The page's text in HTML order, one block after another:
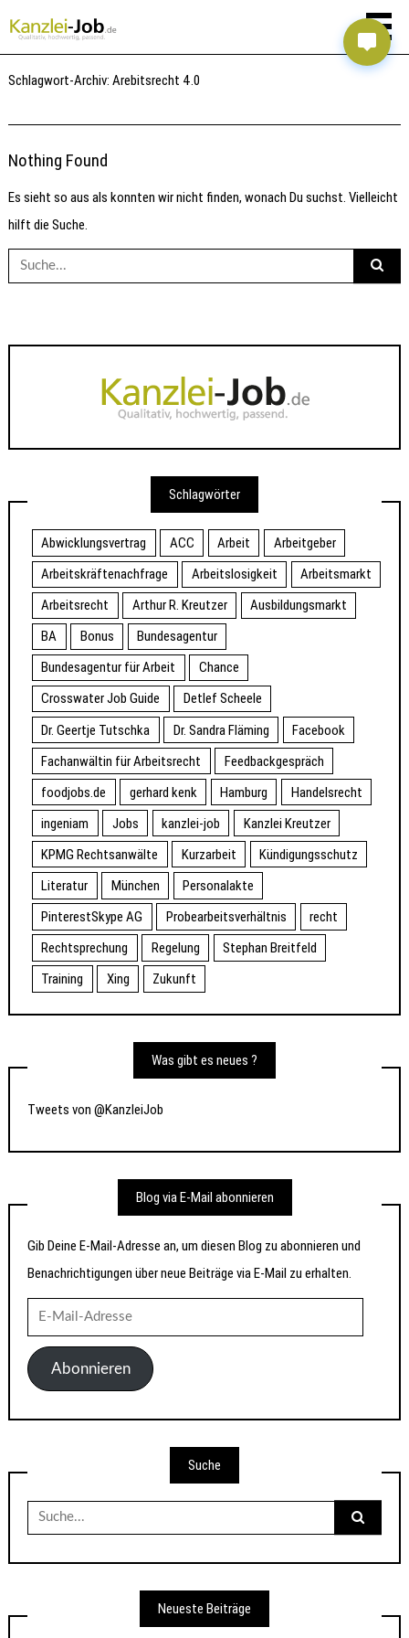
Schlagwort-Archiv:Arebitsrecht 4.0
Nothing Found
Es sieht so aus als konnten wir nicht finden, wonach Du suchst. Vielleicht
hilft die Suche.
Suche
nach:
Schlagwörter
Abwicklungsvertrag ACC Arbeit
Arbeitgeber
Arbeitskräftenachfrage
Arbeitslosigkeit
Arbeitsmarkt
Arbeitsrecht
Arthur R. Kreutzer
Ausbildungsmarkt
BA
Bonus
Bundesagentur
Bundesagentur für Arbeit
Chance
Crosswater Job Guide
Detlef Scheele
Dr. Geertje Tutschka
Dr. Sandra Fläming
Facebook
Fachanwältin für Arbeitsrecht
Feedbackgespräch
foodjobs.de
gerhard kenk Hamburg
Handelsrecht
ingeniam
Jobs kanzlei-job
Kanzlei Kreutzer
KPMG Rechtsanwälte
Kurzarbeit
Kündigungsschutz
Literatur
München
Personalakte
PinterestSkype AG
Probearbeitsverhältnis
recht
Rechtsprechung
Regelung
Stephan Breitfeld
Training
Xing Zukunft
Was gibt es neues ?
Tweets von @KanzleiJob
Blog via E-Mail abonnieren
Gib Deine E-Mail-Adresse an, um diesen Blog zu abonnieren und
Benachrichtigungen über neue Beiträge via E-Mail zu erhalten.
Mail-
AdresseAbonnieren
Suche
Suche
nach:
Neueste Beiträge